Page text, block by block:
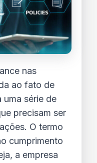
nas
ao fato de
uma série de
precisam ser
O termo
cumprimento
a empresa